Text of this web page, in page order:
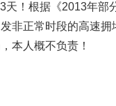
！根据《2013年部
非正常时段的高速
本人概不负责！